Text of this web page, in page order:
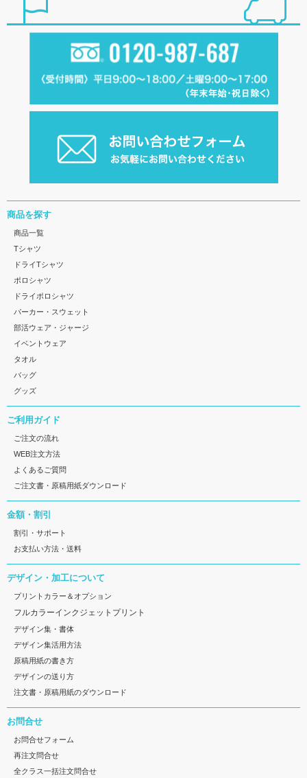
商品を探す
商品一覧
Tシャツ
ドライTシャツ
ポロシャツ
ドライポロシャツ
パーカー・スウェット
部活ウェア・ジャージ
イベントウェア
タオル
バッグ
グッズ
ご利用ガイド
ご注文の流れ
WEB注文方法
よくあるご質問
ご注文書・原稿用紙ダウンロード
金額・割引
割引・サポート
お支払い方法・送料
デザイン・加工について
プリントカラー＆オプション
フルカラーインクジェットプリント
デザイン集・書体
デザイン集活用方法
原稿用紙の書き方
デザインの送り方
注文書・原稿用紙のダウンロード
お問合せ
お問合せフォーム
再注文問合せ
全クラス一括注文問合せ